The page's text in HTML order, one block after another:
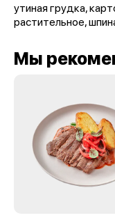
утиная грудка,
растительное,
Мы